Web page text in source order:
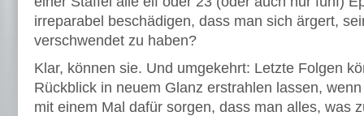
irreparabel beschädigen, dass man sich ärgert,
verschwendet zu haben?
Klar, können sie. Und umgekehrt: Letzte Folgen
Rückblick in neuem Glanz erstrahlen lassen,
mit einem Mal dafür sorgen, dass man alles, was